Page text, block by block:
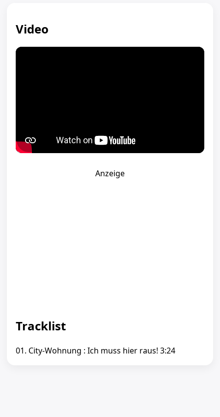
Video
Anzeige
Tracklist
01. City-Wohnung : Ich muss hier raus! 3:24